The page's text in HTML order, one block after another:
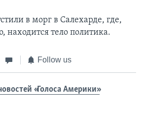
в морг в Салехарде, где,
находится тело политика.
Follow us
«Голоса Америки»